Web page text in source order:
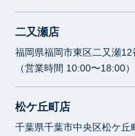
二又瀬店
福岡県福岡市東区二又瀬
（営業時間 10:00〜18:00）
松ケ丘町店
千葉県千葉市中央区松ケ